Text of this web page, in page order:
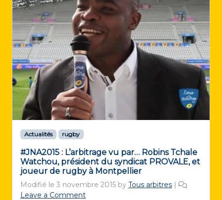
Actualités rugby
#JNA2015 : L’arbitrage vu par… Robins Tchale
Watchou, président du syndicat PROVALE, et
joueur de rugby à Montpellier
Modifié le 3 novembre 2015 by Tous arbitres |
Leave a Comment